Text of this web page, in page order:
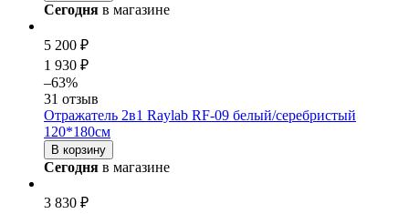
Сегодня в магазине
5 200 ₽
1 930 ₽
–63%
31 отзыв
Отражатель 2в1 Raylab RF-09 белый/серебристый
120*180см
В корзину
Сегодня в магазине
3 830 ₽